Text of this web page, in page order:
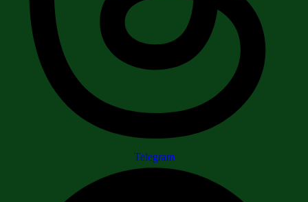
Telegram